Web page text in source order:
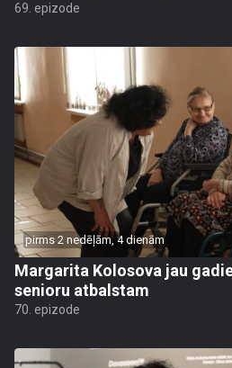
69. epizode
pirms 2 nedēļām, 4 dienām
Margarita Kolosova jau
senioru atbalstam
70. epizode